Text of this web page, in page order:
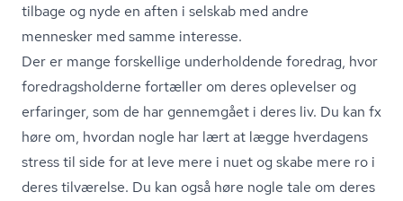
tilbage og nyde en aften i selskab med andre
mennesker med samme interesse.
Der er mange forskellige underholdende foredrag, hvor
fored­rags­hol­der­ne fortæller om deres oplevelser og
erfaringer, som de har gennemgået i deres liv. Du kan fx
høre om, hvordan nogle har lært at lægge hverdagens
stress til side for at leve mere i nuet og skabe mere ro i
deres tilværelse. Du kan også høre nogle tale om deres